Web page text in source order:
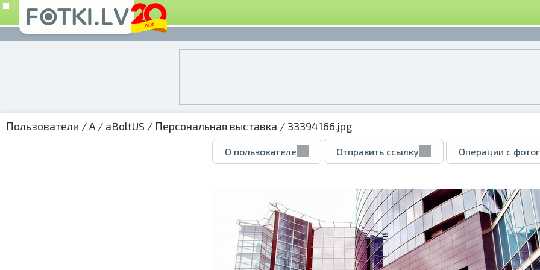
Пользователи /A / aBoltUS / Персональная выставка / 33394166.jpg
О пользователе Отправить ссылку Операции с